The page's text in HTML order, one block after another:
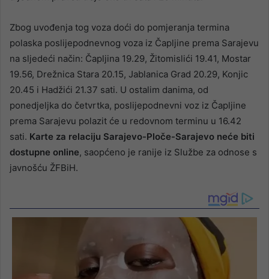
Zbog uvođenja tog voza doći do pomjeranja termina
polaska poslijepodnevnog voza iz Čapljine prema Sarajevu
na sljedeći način: Čapljina 19.29, Žitomislići 19.41, Mostar
19.56, Drežnica Stara 20.15, Jablanica Grad 20.29, Konjic
20.45 i Hadžići 21.37 sati. U ostalim danima, od
ponedjeljka do četvrtka, poslijepodnevni voz iz Čapljine
prema Sarajevu polazit će u redovnom terminu u 16.42
sati. Karte za relaciju Sarajevo-Ploče-Sarajevo neće biti
dostupne online, saopćeno je ranije iz Službe za odnose s
javnošću ŽFBiH.